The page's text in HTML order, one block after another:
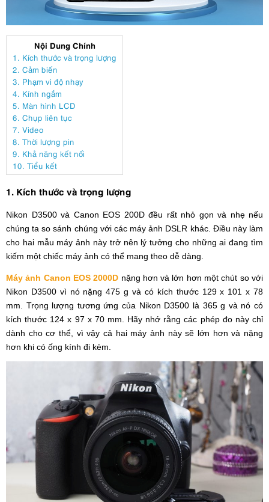
Nội Dung Chính
1. Kích thước và trọng lượng
2. Cảm biến
3. Phạm vi độ nhạy
4. Kính ngắm
5. Màn hình LCD
6. Chụp liên tục
7. Video
8. Thời lượng pin
9. Khả năng kết nối
10. Tiểu kết
1. Kích thước và trọng lượng
Nikon D3500 và Canon EOS 200D đều rất nhỏ gọn và nhẹ nếu
chúng ta so sánh chúng với các máy ảnh DSLR khác. Điều này làm
cho hai mẫu máy ảnh này trở nên lý tưởng cho những ai đang tìm
kiếm một chiếc máy ảnh có thể mang theo dễ dàng.
Máy ảnh Canon EOS 2000D nặng hơn và lớn hơn một chút so với
Nikon D3500 vì nó nặng 475 g và có kích thước 129 x 101 x 78
mm. Trọng lượng tương ứng của Nikon D3500 là 365 g và nó có
kích thước 124 x 97 x 70 mm. Hãy nhớ rằng các phép đo này chỉ
dành cho cơ thể, vì vậy cả hai máy ảnh này sẽ lớn hơn và nặng
hơn khi có ống kính đi kèm.